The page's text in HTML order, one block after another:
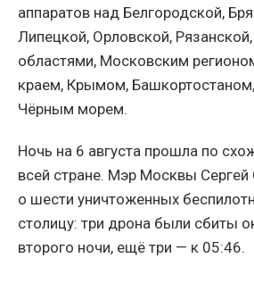
аппаратов над Белгородской,
Липецкой, Орловской,
областями, Московским
краем, Крымом,
Чёрным морем.
Ночь на 6 августа прошла по
всей стране. Мэр Москвы
о шести уничтоженных
столицу: три дрона были сбиты
второго ночи, ещё три — к 05:46.